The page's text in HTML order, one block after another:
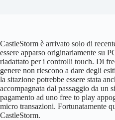
CastleStorm è arrivato solo di
essere apparso originariamente su
riadattato per i controlli touch. Di
genere non riescono a dare degli
la sitazione potrebbe essere stata
accompagnata dal passaggio da un
pagamento ad uno free to play
micro transazioni. Fortunatamente
CastleStorm.